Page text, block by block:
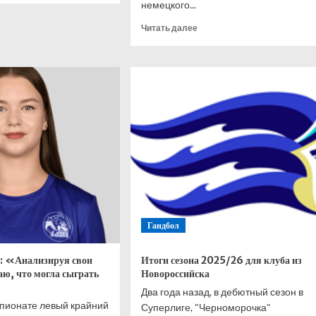
немецкого...
Читать далееПрочитать
делать
дальше».
Александр
Зверев
рассказал
о
психологических
сложностях,
с
прошлом
году
«Анализируя свои
что могла сыграть
левый крайний
Гандбол
Итоги сезона 2025/26 для клуба из
Новороссийска
Два года назад, в дебютный сезон в
Суперлиге, "Черноморочка"